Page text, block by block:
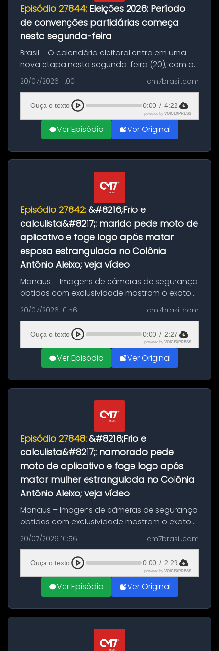
Episódio 27844: Eleições 2026: Período
de convenções partidárias começa
nesta segunda-feira
Brasil – O calendário eleitoral entra em uma
nova etapa nesta segunda-feira (20), com o
início do período destinado às convenções
partidárias. Até 5 de agosto, partidos e
federações poderão oficializa...
20/07/2026 11:00 cm7brasil.com
Ouça o texto 0:00 / 4:22
powered by VOICEXPRESS
Ver Episódio Ver Original
Episódio 27842: &#8216;Frio e
calculista&#8217;: marido pede moto de
aplicativo e foge logo após matar
esposa estrangulada no Colônia
Antônio Aleixo; veja vídeo
Manaus – Imagens de câmeras de segurança
obtidas com exclusividade mostram o exato
momento da fuga do principal suspeito da
morte de Larissa Araújo, de 28 anos. O crime
ocorreu na noite deste último d...
20/07/2026 10:56 cm7brasil.com
Ouça o texto 0:00 / 2:27
powered by VOICEXPRESS
Ver Episódio Ver Original
Episódio 27848: &#8216;Frio e
calculista&#8217;: namorado pede
moto de aplicativo e foge logo após
matar mulher estrangulada no Colônia
Antônio Aleixo; veja vídeo
Manaus – Imagens de câmeras de segurança
obtidas com exclusividade mostram o exato
momento da fuga do principal suspeito da
morte de Larissa Araújo, de 28 anos. O crime
ocorreu na noite deste último d...
20/07/2026 10:56 cm7brasil.com
Ouça o texto 0:00 / 2:29
powered by VOICEXPRESS
Ver Episódio Ver Original